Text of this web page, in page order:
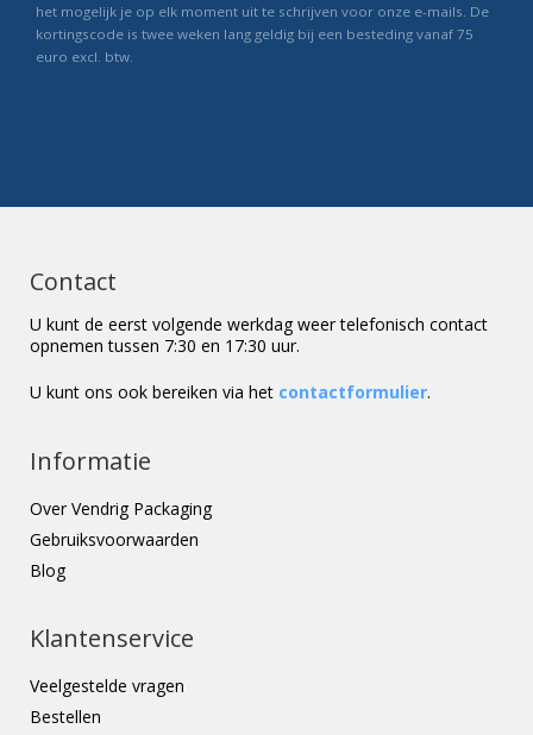
het mogelijk je op elk moment uit te schrijven voor onze e-mails. De
kortingscode is twee weken lang geldig bij een besteding vanaf 75
euro excl. btw.
Contact
U kunt de eerst volgende werkdag weer telefonisch contact
opnemen tussen 7:30 en 17:30 uur.
U kunt ons ook bereiken via het contactformulier.
Informatie
Over Vendrig Packaging
Gebruiksvoorwaarden
Blog
Klantenservice
Veelgestelde vragen
Bestellen